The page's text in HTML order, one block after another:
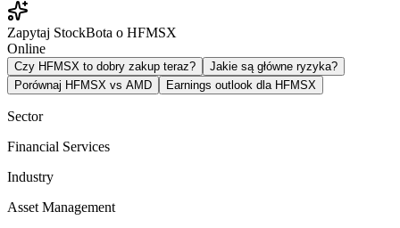
Zapytaj StockBota o HFMSX
Online
Czy HFMSX to dobry zakup teraz?
Jakie są główne ryzyka?
Porównaj HFMSX vs AMD
Earnings outlook dla HFMSX
Sector
Financial Services
Industry
Asset Management